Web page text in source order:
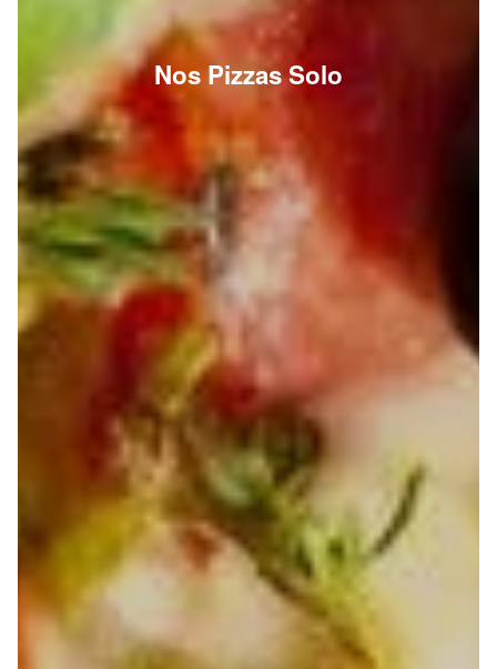
Nos Pizzas Solo